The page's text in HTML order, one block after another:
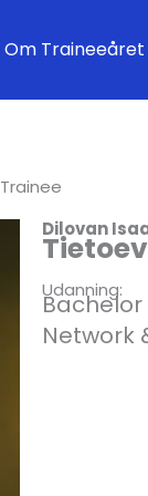
Om Traineeåret
Trainee
Dilovan
Udanning:
Network